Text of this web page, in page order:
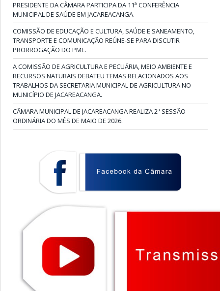
PRESIDENTE DA CÂMARA PARTICIPA DA 11ª CONFERÊNCIA
MUNICIPAL DE SAÚDE EM JACAREACANGA.
COMISSÃO DE EDUCAÇÃO E CULTURA, SAÚDE E SANEAMENTO,
TRANSPORTE E COMUNICAÇÃO REÚNE-SE PARA DISCUTIR
PRORROGAÇÃO DO PME.
A COMISSÃO DE AGRICULTURA E PECUÁRIA, MEIO AMBIENTE E
RECURSOS NATURAIS DEBATEU TEMAS RELACIONADOS AOS
TRABALHOS DA SECRETARIA MUNICIPAL DE AGRICULTURA NO
MUNICÍPIO DE JACAREACANGA.
CÂMARA MUNICIPAL DE JACAREACANGA REALIZA 2ª SESSÃO
ORDINÁRIA DO MÊS DE MAIO DE 2026.